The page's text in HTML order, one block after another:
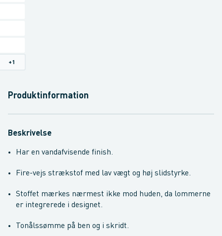
+1
Produktinformation
Beskrivelse
Har en vandafvisende finish.
Fire-vejs strækstof med lav vægt og høj slidstyrke.
Stoffet mærkes nærmest ikke mod huden, da lommerne
er integrerede i designet.
Tonålssømme på ben og i skridt.